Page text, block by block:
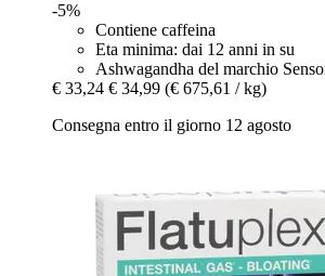
-5%
Contiene caffeina
Eta minima: dai 12 anni in su
Ashwagandha del marchio
€ 33,24 € 34,99 (€ 675,61 / kg)
Consegna entro il giorno 12 agosto